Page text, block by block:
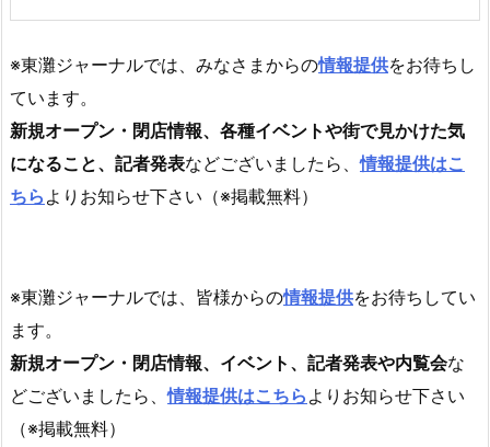
※東灘ジャーナルでは、みなさまからの情報提供をお待ちし
ています。
新規オープン・閉店情報、各種イベントや街で見かけた気
になること、記者発表などございましたら、情報提供はこ
ちら よりお知らせ下さい（※掲載無料）
※東灘ジャーナルでは、皆様からの情報提供をお待ちしてい
ます。
新規オープン・閉店情報、イベント、記者発表や内覧会な
どございましたら、情報提供はこちら よりお知らせ下さい
（※掲載無料）